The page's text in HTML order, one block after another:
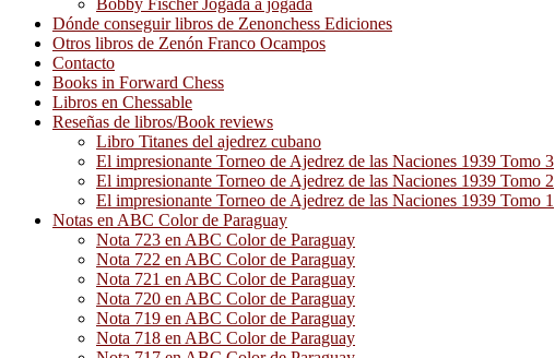
Bobby Fischer Jogada a jogada
Dónde conseguir libros de Zenonchess Ediciones
Otros libros de Zenón Franco Ocampos
Contacto
Books in Forward Chess
Libros en Chessable
Reseñas de libros/Book reviews
Libro Titanes del ajedrez cubano
El impresionante Torneo de Ajedrez de las Naciones 1939 Tomo 3
El impresionante Torneo de Ajedrez de las Naciones 1939 Tomo 2
El impresionante Torneo de Ajedrez de las Naciones 1939 Tomo 1
Notas en ABC Color de Paraguay
Nota 723 en ABC Color de Paraguay
Nota 722 en ABC Color de Paraguay
Nota 721 en ABC Color de Paraguay
Nota 720 en ABC Color de Paraguay
Nota 719 en ABC Color de Paraguay
Nota 718 en ABC Color de Paraguay